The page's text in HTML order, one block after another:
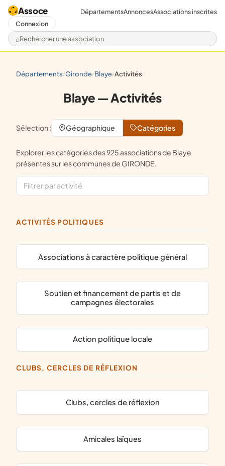
Assoce
Rechercher une association
DépartementsAnnoncesAssociations inscrites
Connexion
départements/ gironde/ blaye/ activités
Blaye — Activités
Sélection : Géographique Catégories
Explorer les catégories des 925 associations de Blaye
présentes sur les communes de GIRONDE.
ACTIVITÉS POLITIQUES
associations à caractère politique général
soutien et financement de partis et de
campagnes électorales
action politique locale
CLUBS, CERCLES DE RÉFLEXION
clubs, cercles de réflexion
amicales laïques